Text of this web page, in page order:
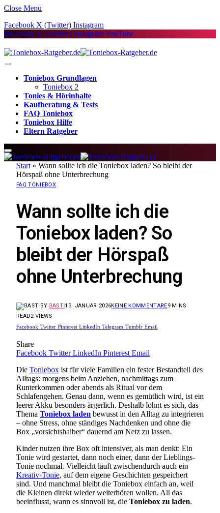
Close Menu
Facebook X (Twitter) Instagram
Facebook X (Twitter) InstagramYouTube
Toniebox Grundlagen
Toniebox 2
Tonies & Hörinhalte
Kaufberatung & Tests
FAQ Toniebox
Toniebox Hilfe
Eltern Ratgeber
Start » Wann sollte ich die Toniebox laden? So bleibt der
Hörspaß ohne Unterbrechung
FAQ TONIEBOX
Wann sollte ich die
Toniebox laden? So
bleibt der Hörspaß
ohne Unterbrechung
BY BASTI13. JANUAR 2026KEINE KOMMENTARE9 MINS
READ2 VIEWS
Facebook Twitter Pinterest LinkedIn Telegram Tumblr Email
Share
Facebook Twitter LinkedIn Pinterest Email
Die Toniebox ist für viele Familien ein fester Bestandteil des
Alltags: morgens beim Anziehen, nachmittags zum
Runterkommen oder abends als Ritual vor dem
Schlafengehen. Genau dann, wenn es gemütlich wird, ist ein
leerer Akku besonders ärgerlich. Deshalb lohnt es sich, das
Thema Toniebox laden bewusst in den Alltag zu integrieren
– ohne Stress, ohne ständiges Nachdenken und ohne die
Box „vorsichtshalber“ dauernd am Netz zu lassen.
Kinder nutzen ihre Box oft intensiver, als man denkt: Ein
Tonie wird gestartet, dann noch einer, dann der Lieblings-
Tonie nochmal. Vielleicht läuft zwischendurch auch ein
Kreativ-Tonie, auf dem eigene Geschichten gespeichert
sind. Und manchmal bleibt die Toniebox einfach an, weil
die Kleinen direkt wieder weiterhören wollen. All das
beeinflusst, wann es sinnvoll ist, die Toniebox zu laden.